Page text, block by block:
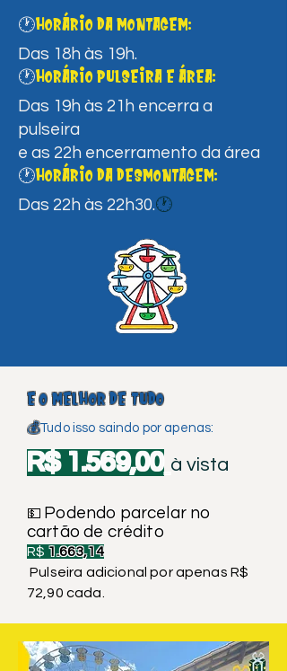
🕐​​​Horário da montagem:
Das 18h às 19h.
🕐Horário Pulseira e Área:
Das 19h às 21h encerra a
pulseira
e as 22h encerramento da área​
🕐Horário da desmontagem:
Das 22h às 22h30.🕐
E o melhor de tudo
💰Tudo isso saindo por apenas:
R$ 1.569,00 à vista
💵 Podendo parcelar no
cartão de crédito
R$ 1.663,14
Pulseira adicional por apenas R$
72,90 cada.